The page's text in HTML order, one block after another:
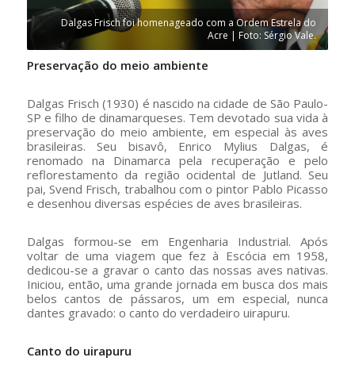
Dalgas Frisch foi homenageado com a Ordem Estrela do
Acre | Foto: Sérgio Vale.
Preservação do meio ambiente
Dalgas Frisch (1930) é nascido na cidade de São Paulo-
SP e filho de dinamarqueses. Tem devotado sua vida à
preservação do meio ambiente, em especial às aves
brasileiras. Seu bisavô, Enrico Mylius Dalgas, é
renomado na Dinamarca pela recuperação e pelo
reflorestamento da região ocidental de Jutland. Seu
pai, Svend Frisch, trabalhou com o pintor Pablo Picasso
e desenhou diversas espécies de aves brasileiras.
Dalgas formou-se em Engenharia Industrial. Após
voltar de uma viagem que fez à Escócia em 1958,
dedicou-se a gravar o canto das nossas aves nativas.
Iniciou, então, uma grande jornada em busca dos mais
belos cantos de pássaros, um em especial, nunca
dantes gravado: o canto do verdadeiro uirapuru.
Canto do uirapuru